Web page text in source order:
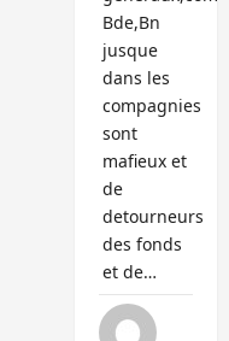
Bde,Bn
jusque
dans les
compagnies
sont
mafieux et
de
detourneurs
des fonds
et de…